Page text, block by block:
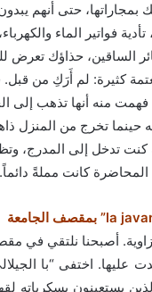
حتى أنهم
فواتير الماء
الساقين، حذاؤك
كثيرة: لم أَرَكِ من
منه أنها تذهب إلى
حينما تخرج من المنزل
كنت تدخل إلى المدرج،
كانت مملةً دائماً.
أصبحنا نلتقي في
عليها. اختفى “با
الذين يستعينون